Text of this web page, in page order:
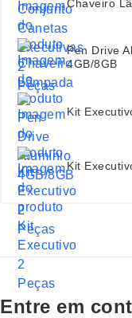
Chaveiro
Pen Drive
4GB/8GB
Kit
Kit
Entre em